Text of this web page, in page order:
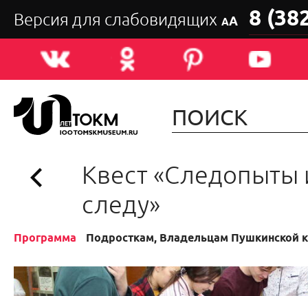
Версия для слабовидящих АА 8
Квест «Следопыты
следу»
Программа Подросткам, Владельцам Пушкинской